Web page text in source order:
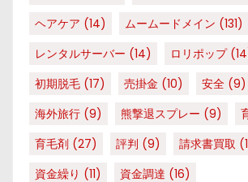
ヘアケア (14) ムームードメイン (131)
レンタルサーバー (14) ロリポップ
初期脱毛 (17) 売掛金 (10) 安全 (9)
海外旅行 (9) 熊撃退スプレー (9)
育毛剤 (27) 評判 (9) 請求書買取
資金繰り (11) 資金調達 (16)